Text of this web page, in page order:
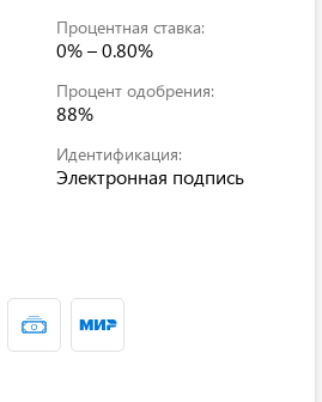
Процентная ставка:
0% – 0.80%
Процент одобрения:
88%
Идентификация:
Электронная подпись